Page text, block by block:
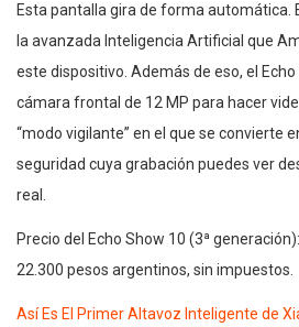
Esta pantalla gira de forma automática.
la avanzada Inteligencia Artificial que
este dispositivo. Además de eso, el
cámara frontal de 12 MP para hacer
“modo vigilante” en el que se convierte
seguridad cuya grabación puedes ver
real.
Precio del Echo Show 10 (3ª
22.300 pesos argentinos, sin impuestos.
Así Es El Primer Altavoz Inteligente de